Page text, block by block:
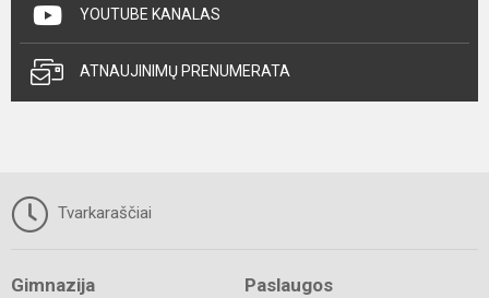
YOUTUBE KANALAS
ATNAUJINIMŲ PRENUMERATA
Tvarkaraščiai
Gimnazija Paslaugos